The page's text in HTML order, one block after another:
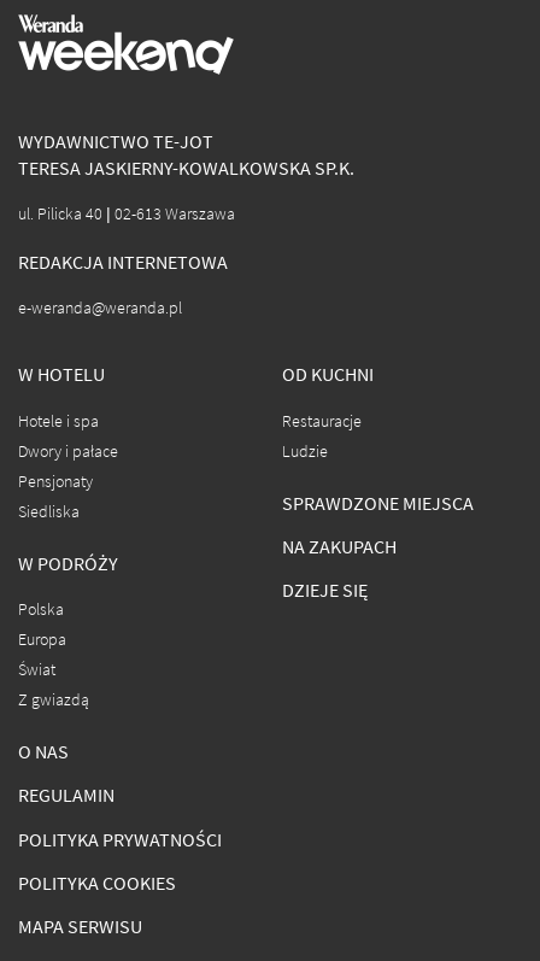
WYDAWNICTWO TE-JOT
TERESA JASKIERNY-KOWALKOWSKA SP.K.
ul. Pilicka 40 | 02-613 Warszawa
REDAKCJA INTERNETOWA
e-weranda@weranda.pl
W HOTELU
Hotele i spa
Dwory i pałace
Pensjonaty
Siedliska
W PODRÓŻY
Polska
Europa
Świat
Z gwiazdą
OD KUCHNI
Restauracje
Ludzie
SPRAWDZONE MIEJSCA
NA ZAKUPACH
DZIEJE SIĘ
O NAS
REGULAMIN
POLITYKA PRYWATNOŚCI
POLITYKA COOKIES
MAPA SERWISU